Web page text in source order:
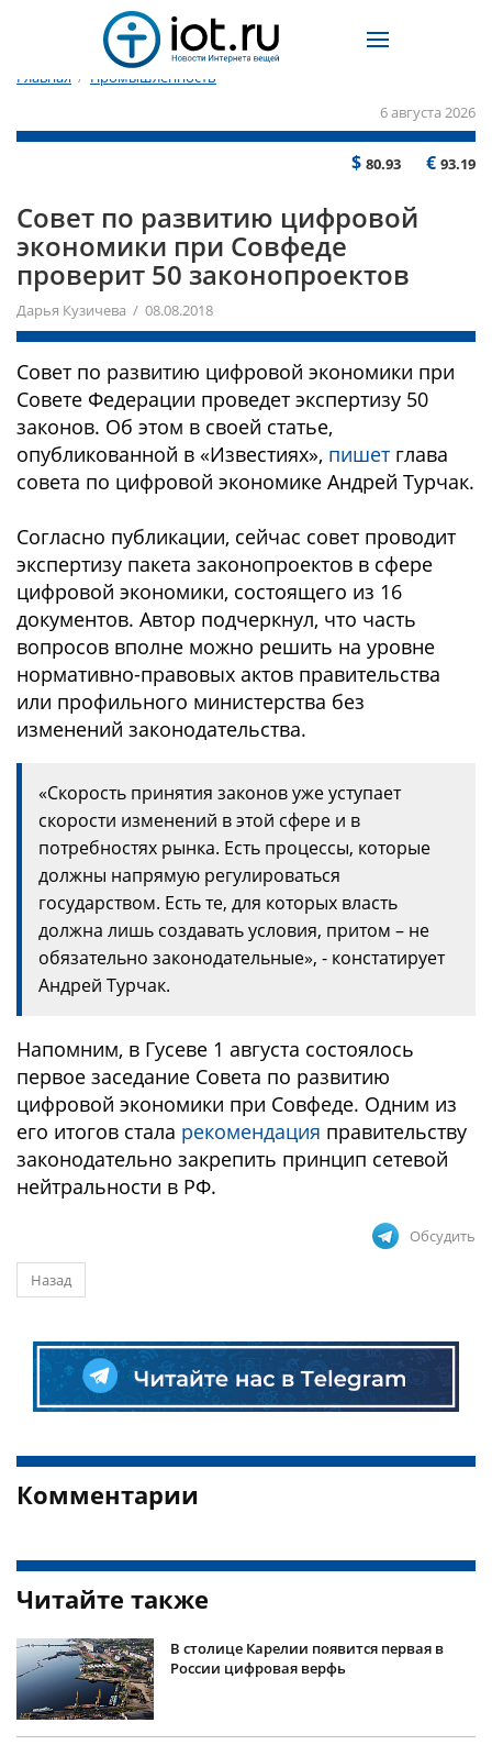
Главная / Промышленность
6 августа 2026
$ 80.93 € 93.19
Совет по развитию цифровой
экономики при Совфеде
проверит 50 законопроектов
Дарья Кузичева / 08.08.2018
Совет по развитию цифровой экономики при
Совете Федерации проведет экспертизу 50
законов. Об этом в своей статье,
опубликованной в «Известиях», пишет глава
совета по цифровой экономике Андрей Турчак.
Согласно публикации, сейчас совет проводит
экспертизу пакета законопроектов в сфере
цифровой экономики, состоящего из 16
документов. Автор подчеркнул, что часть
вопросов вполне можно решить на уровне
нормативно-правовых актов правительства
или профильного министерства без
изменений законодательства.
«Скорость принятия законов уже уступает
скорости изменений в этой сфере и в
потребностях рынка. Есть процессы, которые
должны напрямую регулироваться
государством. Есть те, для которых власть
должна лишь создавать условия, притом – не
обязательно законодательные», - констатирует
Андрей Турчак.
Напомним, в Гусеве 1 августа состоялось
первое заседание Совета по развитию
цифровой экономики при Совфеде. Одним из
его итогов стала рекомендация правительству
законодательно закрепить принцип сетевой
нейтральности в РФ.
Обсудить
Назад
Комментарии
Читайте также
В столице Карелии появится первая в
России цифровая верфь